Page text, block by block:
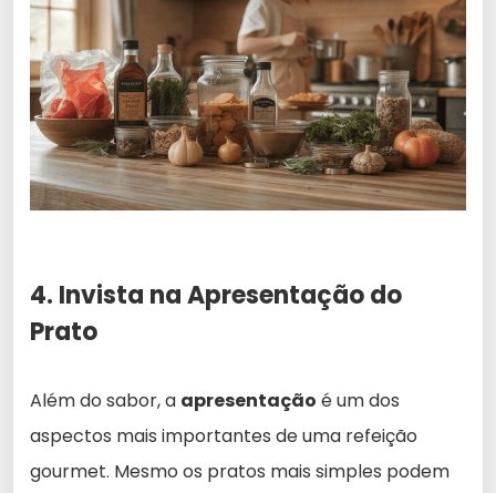
4. Invista na Apresentação do
Prato
Além do sabor, a apresentação é um dos
aspectos mais importantes de uma refeição
gourmet. Mesmo os pratos mais simples podem